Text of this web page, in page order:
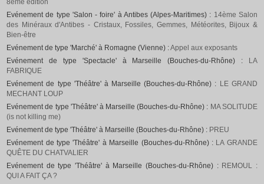
8ème édition
Evénement de type 'Salon - foire' à Antibes (Alpes-Maritimes) : 14ème Salon
des Minéraux d'Antibes - Cristaux, Fossiles, Gemmes, Météorites, Bijoux &
Bien-être
Evénement de type 'Marché' à Romagne (Vienne) :Appel aux exposants
Evénement de type 'Spectacle' à Marseille (Bouches-du-Rhône) :
LA
FABRIQUE
Evénement de type 'Théâtre' à Marseille (Bouches-du-Rhône) : LE GRAND
MECHANT LOUP
Evénement de type 'Théâtre' à Marseille (Bouches-du-Rhône) : MA SOLITUDE
(is not killing me)
Evénement de type 'Théâtre' à Marseille (Bouches-du-Rhône) : PREU
Evénement de type 'Théâtre' à Marseille (Bouches-du-Rhône) : LA GRANDE
QUÊTE DU CHATVALIER
Evénement de type 'Théâtre' à Marseille (Bouches-du-Rhône) : REMOUL :
QUI A FAIT ÇA ?